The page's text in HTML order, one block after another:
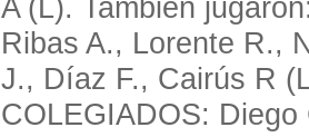
A (L). También
Ribas A., Lorente R.,
J., Díaz F., Cairús R
COLEGIADOS: